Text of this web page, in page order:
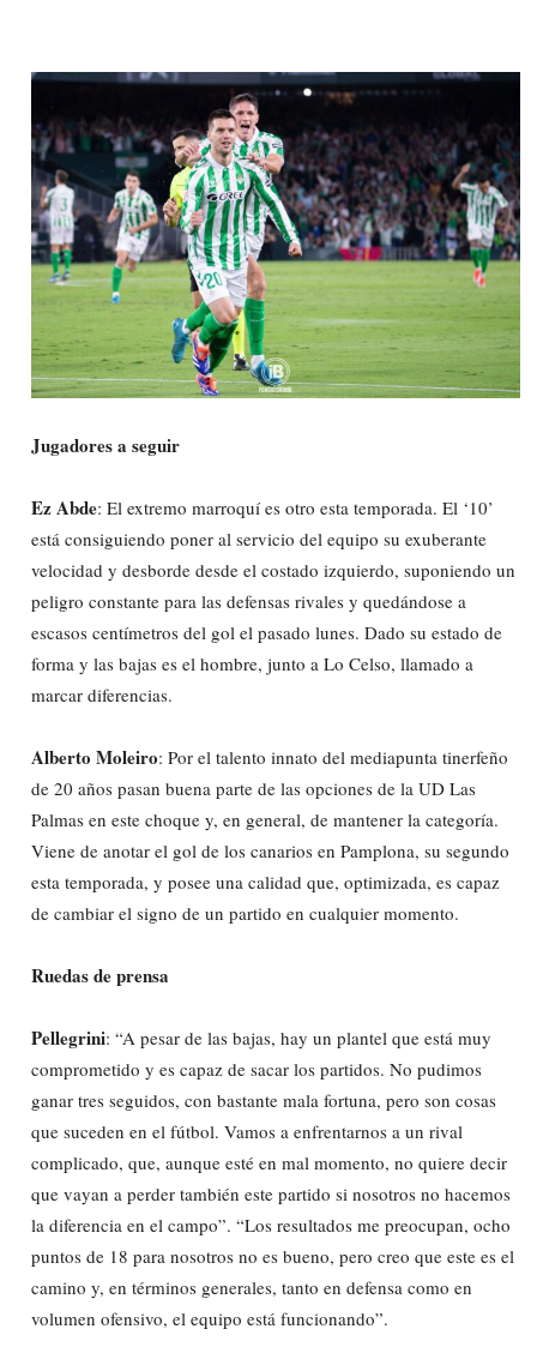
Jugadores a seguir
Ez Abde: El extremo marroquí es otro esta temporada. El ‘10’
está consiguiendo poner al servicio del equipo su exuberante
velocidad y desborde desde el costado izquierdo, suponiendo un
peligro constante para las defensas rivales y quedándose a
escasos centímetros del gol el pasado lunes. Dado su estado de
forma y las bajas es el hombre, junto a Lo Celso, llamado a
marcar diferencias.
Alberto Moleiro: Por el talento innato del mediapunta tinerfeño
de 20 años pasan buena parte de las opciones de la UD Las
Palmas en este choque y, en general, de mantener la categoría.
Viene de anotar el gol de los canarios en Pamplona, su segundo
esta temporada, y posee una calidad que, optimizada, es capaz
de cambiar el signo de un partido en cualquier momento.
Ruedas de prensa
Pellegrini: “A pesar de las bajas, hay un plantel que está muy
comprometido y es capaz de sacar los partidos. No pudimos
ganar tres seguidos, con bastante mala fortuna, pero son cosas
que suceden en el fútbol. Vamos a enfrentarnos a un rival
complicado, que, aunque esté en mal momento, no quiere decir
que vayan a perder también este partido si nosotros no hacemos
la diferencia en el campo”. “Los resultados me preocupan, ocho
puntos de 18 para nosotros no es bueno, pero creo que este es el
camino y, en términos generales, tanto en defensa como en
volumen ofensivo, el equipo está funcionando”.